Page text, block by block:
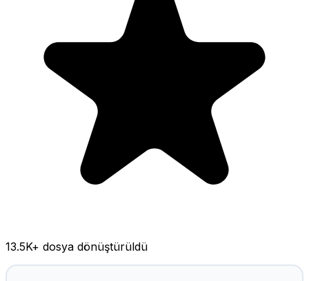
13.5K+ dosya dönüştürüldü